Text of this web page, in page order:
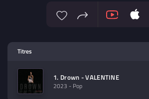
contenu à lire (audio/video)
Titres
1. Drown - VALENTINE
2023 - Pop